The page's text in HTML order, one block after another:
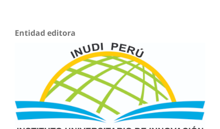
Entidad editora